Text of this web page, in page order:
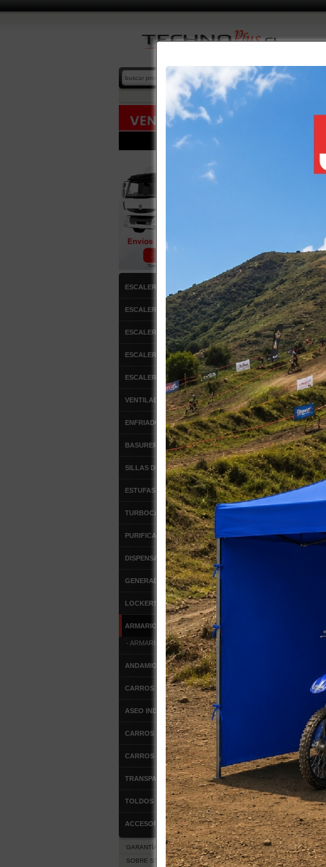
MARCAS
ESCALERAS DE ALUMINIO
ESCALERAS FIBRA DE VIDRIO
ESCALERAS MULTIPROPOSITO
ESCALERA DE ATICO
ESCALERAS TIPO AVION
VENTILADORES
ENFRIADOR DE AIRE
BASUREROS
SILLAS DE OFICINA
ESTUFAS DE PATIO
TURBOCALEFACTORES
PURIFICADORES DE AIRE
DISPENSADORES
GENERADORES DE OZONO
LOCKERS METALICOS
ARMARIOS METALICOS
- ARMARIOS METALICOS
ANDAMIOS
CARROS DE SERVICIO
ASEO INDUSTRIAL
CARROS DE ALUMINIO
CARROS DE ACERO
TRANSPALETAS MANUALES
TOLDOS
ACCESORIOS
GARANTÍA Y POST VENTA
SOBRE STOCK DE PRODUCTOS
SUBCATEGORIAS DE
ARMARIOS METALICOS
TODOS LOS PRODUCTOS
3 productos encontrados
ARMARIO METALICO
PUERTAS
$ 129.000+iva
Cotizar Ver Más
A302